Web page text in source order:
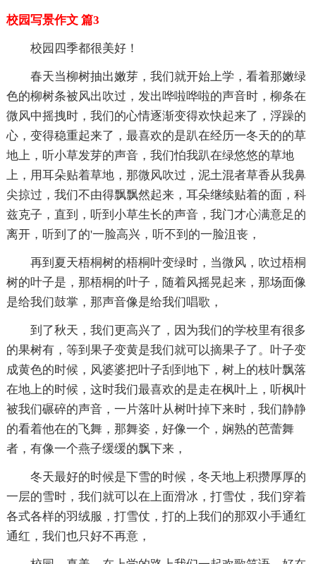
校园写景作文 篇3
校园四季都很美好！
春天当柳树抽出嫩芽，我们就开始上学，看着那嫩绿
色的柳树条被风出吹过，发出哗啦哗啦的声音时，柳条在
微风中摇拽时，我们的心情逐渐变得欢快起来了，浮躁的
心，变得稳重起来了，最喜欢的是趴在经历一冬天的的草
地上，听小草发芽的声音，我们怕我趴在绿悠悠的草地
上，用耳朵贴着草地，那微风吹过，泥土混者草香从我鼻
尖掠过，我们不由得飘飘然起来，耳朵继续贴着的面，科
兹克子，直到，听到小草生长的声音，我门才心满意足的
离开，听到了的'一脸高兴，听不到的一脸沮丧，
再到夏天梧桐树的梧桐叶变绿时，当微风，吹过梧桐
树的叶子是，那梧桐的叶子，随着风摇晃起来，那场面像
是给我们鼓掌，那声音像是给我们唱歌，
到了秋天，我们更高兴了，因为我们的学校里有很多
的果树有，等到果子变黄是我们就可以摘果子了。叶子变
成黄色的时候，风婆婆把叶子刮到地下，树上的枝叶飘落
在地上的时候，这时我们最喜欢的是走在枫叶上，听枫叶
被我们碾碎的声音，一片落叶从树叶掉下来时，我们静静
的看着他在的飞舞，那舞姿，好像一个，娴熟的芭蕾舞
者，有像一个燕子缓缓的飘下来，
冬天最好的时候是下雪的时候，冬天地上积攒厚厚的
一层的雪时，我们就可以在上面滑冰，打雪仗，我们穿着
各式各样的羽绒服，打雪仗，打的上我们的那双小手通红
通红，我们也只好不再意，